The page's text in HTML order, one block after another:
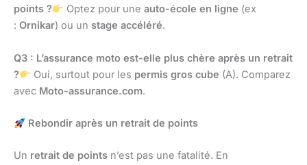
points ?
Optez pour une auto-école en ligne (ex
: Ornikar) ou un stage accéléré.
Q3 : L’assurance moto est-elle plus chère après un retrait
?
Oui, surtout pour les permis gros cube (A). Comparez
avec Moto-assurance.com.
Rebondir après un retrait de points
Un retrait de points n’est pas une fatalité. En